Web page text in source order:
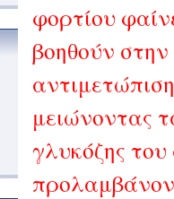
φορτίου
βοηθούν
μειώνοντας
γλυκόζης